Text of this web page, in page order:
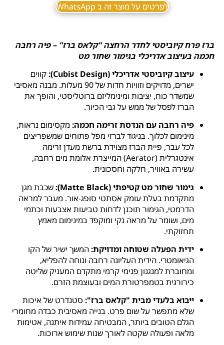
לפרטים על מוצר זה ב WhatsApp
ברז פרח קיוביסטי לחדר הרחצה "קלאס ברז" – פיה רחבה
חכמה בעיצוב אדריכלי בגימור שחור מט
עיצוב קיוביסטי אדריכלי (Cubist Design):
קווים
ישרים, מדויקים וזוויות חדות של 90 מעלות. מבנה מאסיבי
שמשדר כוח, יציבות ומינימליזם ברוטליסטי, והופך את
הברז לפסל של ממש על גבי הכיור.
פיה רחבה עם הנדסת זרימה חכמה: מקסימום נראות,
מינימום לכלוך. בניגוד לברזי מפל פתוחים שמשפריצים
לכל עבר, פיית הברז מצוידת ברשת מעדן זרימה
אינטגרלית (Aerator) המייצרת אלומת מים רחבה,
עשירה באוויר, חלקה וחסכונית.
גימור שחור מט קטיפתי (Matte Black):
שכבת מגן
מתקדמת בעלת עומק אסתטי סופג-אור. מעבר למראה
הדרמטי, הגימור תוכנן לדחות טביעות אצבעות וכתמי
מים, ושומר על מראה נקי ומוקפד במינימום מאמץ
תחזוקתי.
ידית הפעלה שטוחה ומדויקת:המשך ישיר של הקו
הגיאומטרי. הידית העליונה רחבה ונוחה להפליא,
ומחוברת למנגנון פנימי קרמי מתקדם המעניק שליטה
כירורגית בטמפרטורת המים ובעוצמת הזרם.
ייבוא בלעדי מבית "קלאס ברז": סטנדרט של איכות
שלא מתפשר על שום פרט. בנייה מאסיבית כבדה מחומרי
הגלם הטובים ביותר, המבטיחה עמידות איתנה, אטימות
מלאה ופעולה שקטה לאורך שנות שימוש ארוכות.